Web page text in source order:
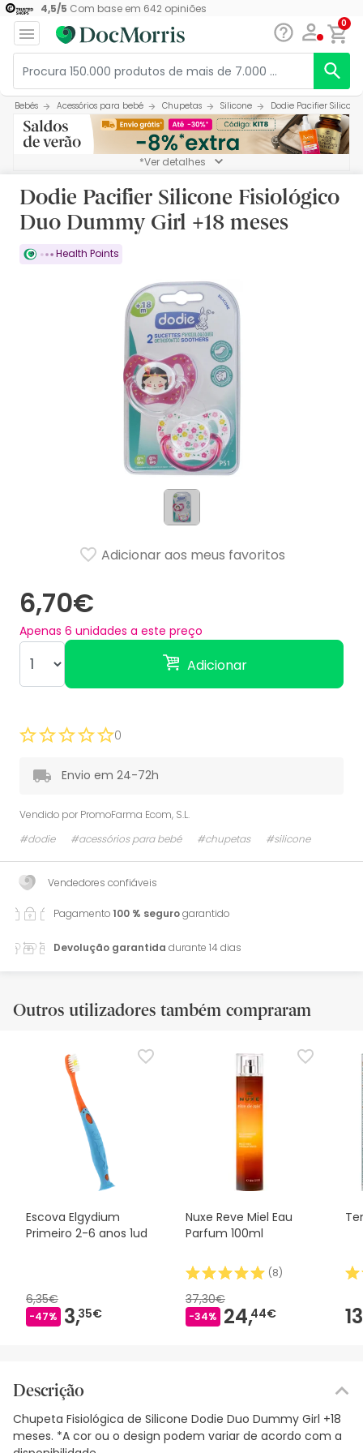
4,5/5 Com base em 642opiniões
0
Bebés Acessórios para bebé Chupetas Silicone Dodie Pacifier
*Ver detalhes
Dodie Pacifier Silicone Fisiológico
Duo Dummy Girl +18 meses
Health Points
6,70€
Apenas 6 unidades a este preço
Adicionar
Adicionar aos meus favoritos
0
Envio em 24-72h
Vendido por PromoFarma Ecom, S.L.
#dodie
#acessórios para bebé #chupetas #silicone
Vendedores confiáveis
Pagamento100 % segurogarantido
Devolução garantida durante 14 dias
Outros utilizadores também compraram
Escova Elgydium
Primeiro 2-6 anos 1ud
6,35€
-47% 3,35€
Nuxe Reve Miel Eau
Parfum 100ml
(8)
37,30€
-34% 24,44€
Descrição
Chupeta Fisiológica de Silicone Dodie Duo Dummy Girl +18
meses. *A cor ou o design podem variar de acordo com a